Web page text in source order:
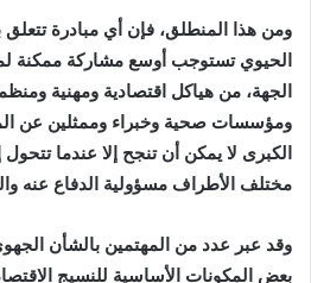
ومن هذا المنطلق، فإن أي مبادرة
الحيوي تستوجب أوسع مشاركة ممكنة
الجهة، من هياكل اقتصادية ومهنية
ومؤسسات صحية وخبراء وممثلين عن
الكبرى لا يمكن أن تنجح إلا عندما
مختلف الأطراف مسؤولية الدفاع عنه
وقد عبر عدد من المهتمين بالشأن
بعض المكونات الأساسية للنسيج